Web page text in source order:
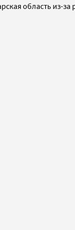
область из-за